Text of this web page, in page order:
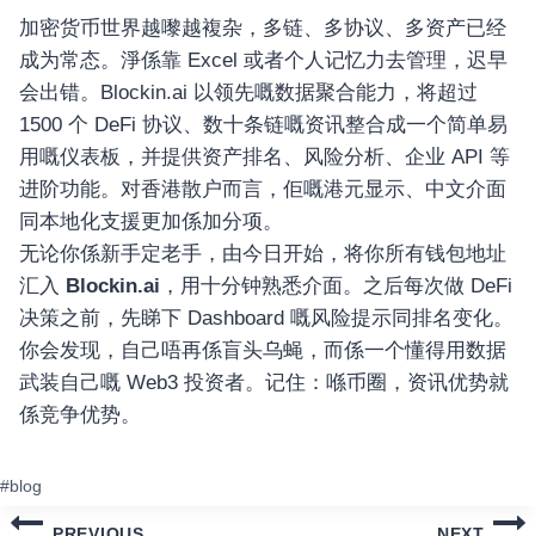
加密货币世界越嚟越複杂，多链、多协议、多资产已经
成为常态。淨係靠 Excel 或者个人记忆力去管理，迟早
会出错。Blockin.ai 以领先嘅数据聚合能力，将超过
1500 个 DeFi 协议、数十条链嘅资讯整合成一个简单易
用嘅仪表板，并提供资产排名、风险分析、企业 API 等
进阶功能。对香港散户而言，佢嘅港元显示、中文介面
同本地化支援更加係加分项。
无论你係新手定老手，由今日开始，将你所有钱包地址
汇入 Blockin.ai ，用十分钟熟悉介面。之后每次做 DeFi
决策之前，先睇下 Dashboard 嘅风险提示同排名变化。
你会发现，自己唔再係盲头乌蝇，而係一个懂得用数据
武装自己嘅 Web3 投资者。记住：喺币圈，资讯优势就
係竞争优势。
#blog